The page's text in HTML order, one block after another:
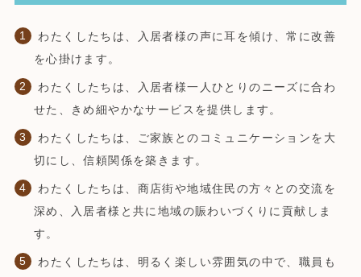
わたくしたちは、入居者様の声に耳を傾け、常に改善
を心掛けます。
わたくしたちは、入居者様一人ひとりのニーズに合わ
せた、きめ細やかなサービスを提供します。
わたくしたちは、ご家族とのコミュニケーションを大
切にし、信頼関係を築きます。
わたくしたちは、商店街や地域住民の方々との交流を
深め、入居者様と共に地域の賑わいづくりに貢献しま
す。
わたくしたちは、明るく楽しい雰囲気の中で、職員も